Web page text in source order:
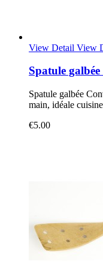
View Detail View
Spatule
Spatule galbée
main, idéale
€5.00